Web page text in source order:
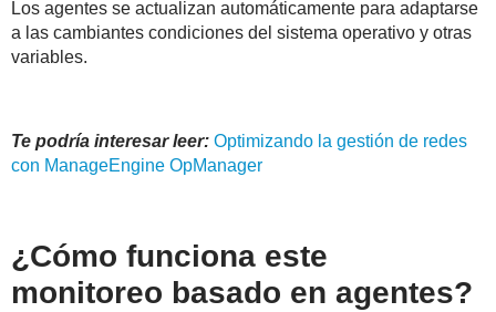
Los agentes se actualizan automáticamente para adaptarse
a las cambiantes condiciones del sistema operativo y otras
variables.
Te podría interesar leer: Optimizando la gestión de redes
con ManageEngine OpManager
¿Cómo funciona este
monitoreo basado en agentes?